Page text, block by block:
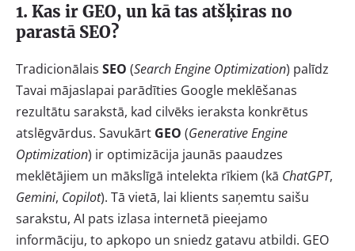
1. Kas ir GEO, un kā tas atšķiras no
parastā SEO?
Tradicionālais SEO (Search Engine Optimization) palīdz
Tavai mājaslapai parādīties Google meklēšanas
rezultātu sarakstā, kad cilvēks ieraksta konkrētus
atslēgvārdus. Savukārt GEO (Generative Engine
Optimization) ir optimizācija jaunās paaudzes
meklētājiem un mākslīgā intelekta rīkiem (kā ChatGPT,
Gemini, Copilot). Tā vietā, lai klients saņemtu saišu
sarakstu, AI pats izlasa internetā pieejamo
informāciju, to apkopo un sniedz gatavu atbildi. GEO